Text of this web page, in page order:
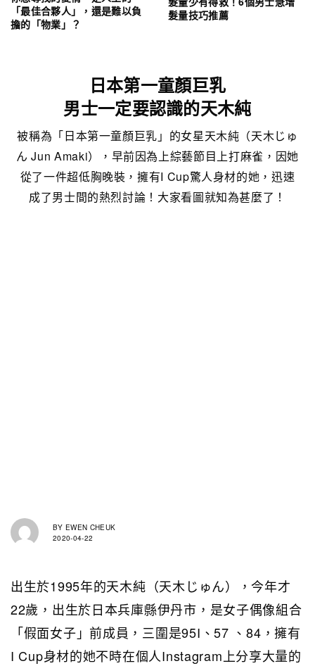
「最佳合夥人」，還是難以負
擔的「物業」？
髮量技巧推薦
日本第一童顏巨乳
男士一定要認識的天木純
被稱為「日本第一童顏巨乳」的女星天木純（天木じゅ
ん Jun Amaki），早前因為上綜藝節目上打麻雀，因她
從了一件超低胸晚裝，擁有I Cup驚人身材的她，迅速
成了男士間的熱烈討論！大家看圖就知為甚麼了！
BY EWEN CHEUK
2020-04-22
出生於1995年的天木純（天木じゅん），今年才
22歲，出生於日本兵庫縣伊丹市，是女子偶像組合
「假面女子」前成員，三圍是95I、57 、84，擁有
I Cup身材的她不時在個人Instagram上分享大量的